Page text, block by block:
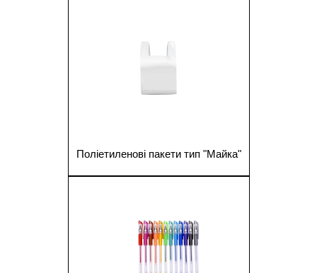
Поліетиленові пакети тип "Майка"